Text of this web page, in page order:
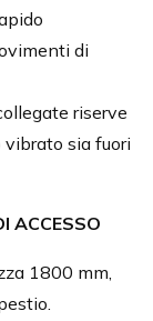
di
riserve
vibrato sia fuori
ACCESSO
1800 mm,